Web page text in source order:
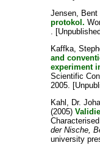
Jensen, Bent
protokol.
.
Kaffka,
and
experiment
Scientific
2005.
Kahl, Dr.
(2005)
der Nische,
university